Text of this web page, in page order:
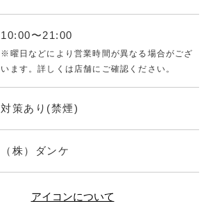
10:00〜21:00
※曜日などにより営業時間が異なる場合がござ
います。詳しくは店舗にご確認ください。
対策あり(禁煙)
（株）ダンケ
アイコンについて